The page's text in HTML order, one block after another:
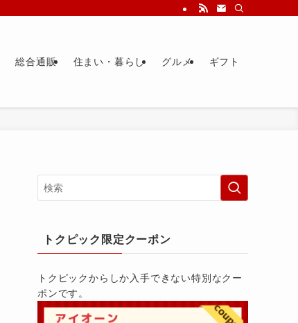
総合通販 住まい・暮らし グルメ ギフト
トクピック限定クーポン
トクピックからしか入手できない特別なクー
ポンです。